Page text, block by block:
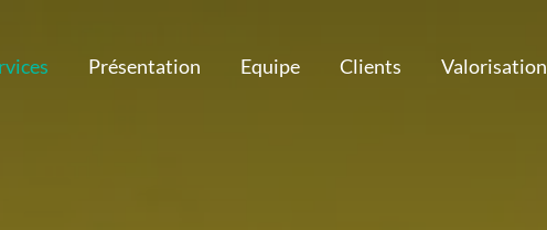
Présentation Equipe Clients Valorisation